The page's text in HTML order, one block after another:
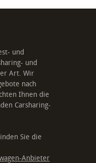
und
und
Art. Wir
nach
Ihnen die
Carsharing-
Sie die
Anbieter